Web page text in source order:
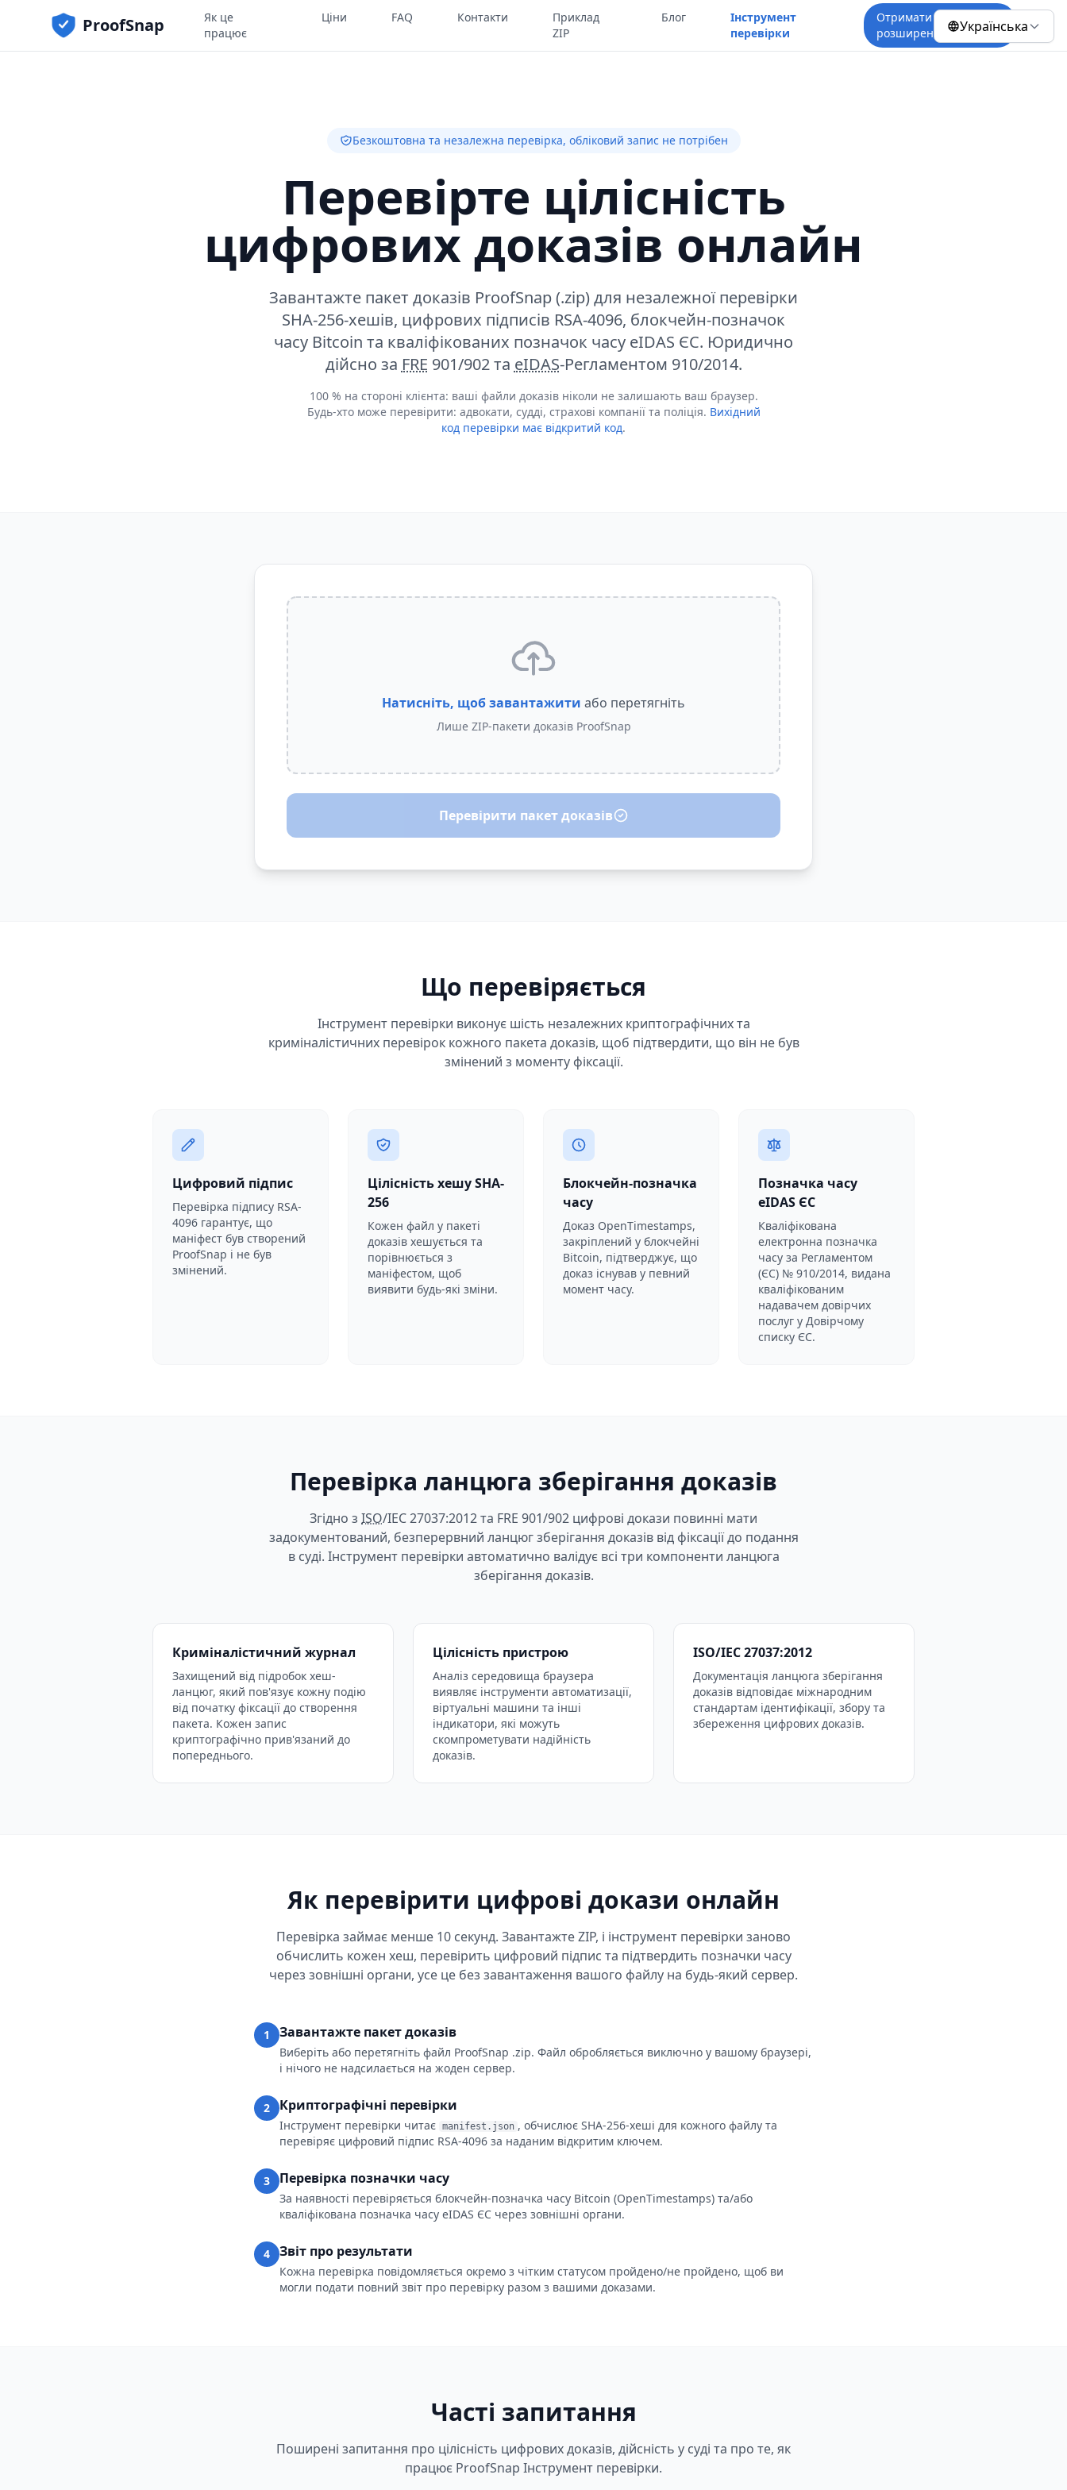
Українська
ProofSnap
Як це
працює
Ціни FAQ Контакти
Приклад
ZIP
Блог
Інструмент
перевірки
Отримати
розширення
Безкоштовна та незалежна перевірка, обліковий запис не потрібен
Перевірте цілісність
цифрових доказів онлайн
Завантажте пакет доказів ProofSnap (.zip) для незалежної перевірки
SHA-256-хешів, цифрових підписів RSA-4096, блокчейн-позначок
часу Bitcoin та кваліфікованих позначок часу eIDAS ЄС. Юридично
дійсно за FRE 901/902 та eIDAS-Регламентом 910/2014.
100 % на стороні клієнта: ваші файли доказів ніколи не залишають ваш браузер.
Будь-хто може перевірити: адвокати, судді, страхові компанії та поліція. Вихідний
код перевірки має відкритий код.
Натисніть, щоб завантажити або перетягніть
Лише ZIP-пакети доказів ProofSnap
Перевірити пакет доказів
Що перевіряється
Інструмент перевірки виконує шість незалежних криптографічних та
криміналістичних перевірок кожного пакета доказів, щоб підтвердити, що він не був
змінений з моменту фіксації.
Цифровий підпис
Перевірка підпису RSA-
4096 гарантує, що
маніфест був створений
ProofSnap і не був
змінений.
Цілісність хешу SHA-
256
Кожен файл у пакеті
доказів хешується та
порівнюється з
маніфестом, щоб
виявити будь-які зміни.
Блокчейн-позначка
часу
Доказ OpenTimestamps,
закріплений у блокчейні
Bitcoin, підтверджує, що
доказ існував у певний
момент часу.
Позначка часу
eIDAS ЄС
Кваліфікована
електронна позначка
часу за Регламентом
(ЄС) № 910/2014, видана
кваліфікованим
надавачем довірчих
послуг у Довірчому
списку ЄС.
Перевірка ланцюга зберігання доказів
Згідно з ISO/IEC 27037:2012 та FRE 901/902 цифрові докази повинні мати
задокументований, безперервний ланцюг зберігання доказів від фіксації до подання
в суді. Інструмент перевірки автоматично валідує всі три компоненти ланцюга
зберігання доказів.
Криміналістичний журнал
Захищений від підробок хеш-
ланцюг, який пов'язує кожну подію
від початку фіксації до створення
пакета. Кожен запис
криптографічно прив'язаний до
попереднього.
Цілісність пристрою
Аналіз середовища браузера
виявляє інструменти автоматизації,
віртуальні машини та інші
індикатори, які можуть
скомпрометувати надійність
доказів.
ISO/IEC 27037:2012
Документація ланцюга зберігання
доказів відповідає міжнародним
стандартам ідентифікації, збору та
збереження цифрових доказів.
Як перевірити цифрові докази онлайн
Перевірка займає менше 10 секунд. Завантажте ZIP, і інструмент перевірки заново
обчислить кожен хеш, перевірить цифровий підпис та підтвердить позначки часу
через зовнішні органи, усе це без завантаження вашого файлу на будь-який сервер.
1 Завантажте пакет доказів
Виберіть або перетягніть файл ProofSnap .zip. Файл обробляється виключно у вашому браузері,
і нічого не надсилається на жоден сервер.
2 Криптографічні перевірки
Інструмент перевірки читає manifest.json , обчислює SHA-256-хеші для кожного файлу та
перевіряє цифровий підпис RSA-4096 за наданим відкритим ключем.
3 Перевірка позначки часу
За наявності перевіряється блокчейн-позначка часу Bitcoin (OpenTimestamps) та/або
кваліфікована позначка часу eIDAS ЄС через зовнішні органи.
4 Звіт про результати
Кожна перевірка повідомляється окремо з чітким статусом пройдено/не пройдено, щоб ви
могли подати повний звіт про перевірку разом з вашими доказами.
Часті запитання
Поширені запитання про цілісність цифрових доказів, дійсність у суді та про те, як
працює ProofSnap Інструмент перевірки.